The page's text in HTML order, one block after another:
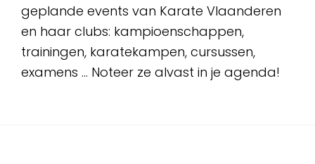
geplande events van Karate Vlaanderen
en haar clubs: kampioenschappen,
trainingen, karatekampen, cursussen,
examens … Noteer ze alvast in je agenda!